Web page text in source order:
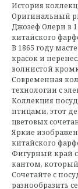
История
Оригинальный
Джозеф Олери в
китайского
В 1865 году
красок и
волнистой
Современная
технологии с
Коллекция
птицами, этот
цветовых
Яркие
китайского
Фигурный край
кантом,
Сочетайте с
разнообразить